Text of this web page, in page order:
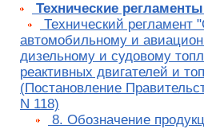
Технические
Технический регламент
автомобильному и
дизельному и судовому
реактивных двигателей и
(Постановление
N 118)
8. Обозначение